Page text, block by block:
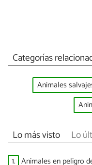
Categorías
Animales
Lo más visto Lo
1. Animales en peligro